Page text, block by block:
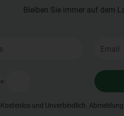
Bleiben Sie immer auf dem
=
Kostenlos und Unverbindlich.